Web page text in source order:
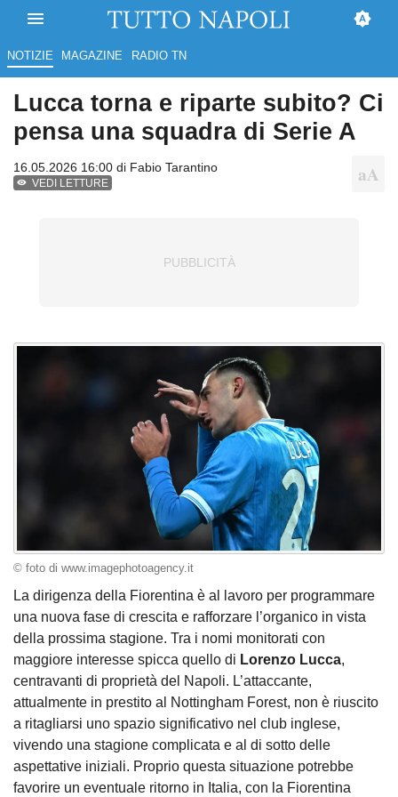
NOTIZIE MAGAZINE RADIO TN
Lucca torna e riparte subito? Ci
pensa una squadra di Serie A
16.05.2026 16:00 di Fabio Tarantino
VEDI LETTURE
© foto di www.imagephotoagency.it
La dirigenza della Fiorentina è al lavoro per programmare
una nuova fase di crescita e rafforzare l’organico in vista
della prossima stagione. Tra i nomi monitorati con
maggiore interesse spicca quello di Lorenzo Lucca,
centravanti di proprietà del Napoli. L’attaccante,
attualmente in prestito al Nottingham Forest, non è riuscito
a ritagliarsi uno spazio significativo nel club inglese,
vivendo una stagione complicata e al di sotto delle
aspettative iniziali. Proprio questa situazione potrebbe
favorire un eventuale ritorno in Italia, con la Fiorentina